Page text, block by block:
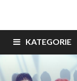
KATEGORIE